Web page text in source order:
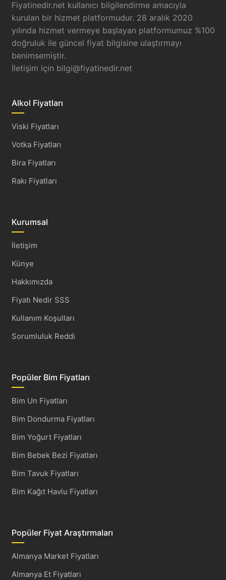
Fiyatinedir.net kullanıcı bilgilendirme amacıyla
kurulan bir hizmet platformudur. 28 aralık 2020
yılında hizmet vermeye başlayan platformumuz %100
doğruluk ile güncel fiyat bilgisine ulaştırmayı
benimsemiştir.
İletişim için bilgi@fiyatinedir.net
Alkol Fiyatları
Viski Fiyatları
Votka Fiyatları
Bira Fiyatları
Rakı Fiyatları
Kurumsal
İletişim
Künye
Hakkımızda
Fiyatı Nedir SSS
Kullanım Koşulları
Sorumluluk Reddi
Popüler Bim Fiyatları
Bim Un Fiyatları
Bim Dondurma Fiyatları
Bim Yoğurt Fiyatları
Bim Bebek Bezi Fiyatları
Bim Tavuk Fiyatları
Bim Kağıt Havlu Fiyatları
Popüler Fiyat Araştırmaları
Almanya Market Fiyatları
Almanya Et Fiyatları